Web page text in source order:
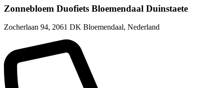
Zonnebloem Duofiets Bloemendaal Duinstaete
Zocherlaan 94, 2061 DK Bloemendaal, Nederland